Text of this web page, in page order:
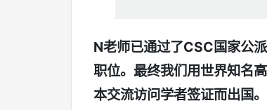
N老师已通过了CSC国家公
职位。最终我们用世界知名
本交流访问学者签证而出国。